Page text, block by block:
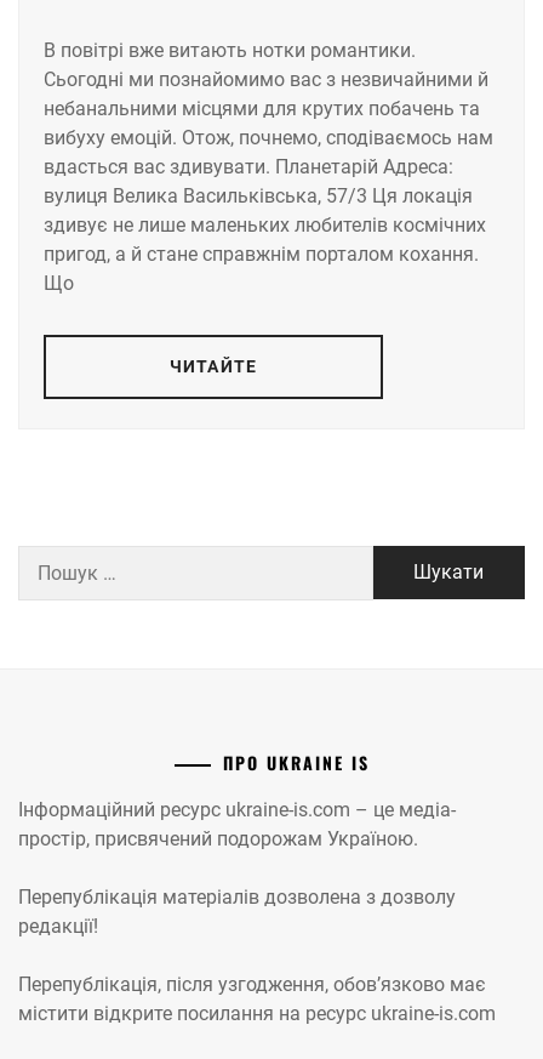
В повітрі вже витають нотки романтики.
Сьогодні ми познайомимо вас з незвичайними й
небанальними місцями для крутих побачень та
вибуху емоцій. Отож, почнемо, сподіваємось нам
вдасться вас здивувати. Планетарій Адреса:
вулиця Велика Васильківська, 57/3 Ця локація
здивує не лише маленьких любителів космічних
пригод, а й стане справжнім порталом кохання.
Що
ЧИТАЙТЕ
ПРО UKRAINE IS
Інформаційний ресурс ukraine-is.com – це медіа-
простір, присвячений подорожам Україною.
Перепублікація матеріалів дозволена з дозволу
редакції!
Перепублікація, після узгодження, обов’язково має
містити відкрите посилання на ресурс ukraine-is.com